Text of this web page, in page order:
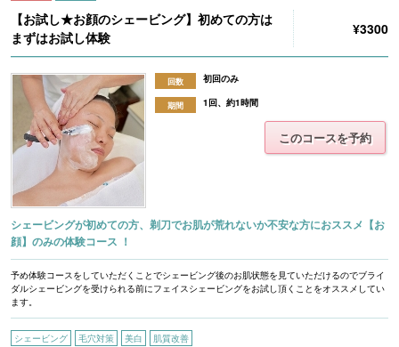
【お試し★お顔のシェービング】初めての方は
まずはお試し体験
¥3300
回数 初回のみ
期間 1回、約1時間
このコースを予約
シェービングが初めての方、剃刀でお肌が荒れないか不安な方におススメ【お
顔】のみの体験コース ！
予め体験コースをしていただくことでシェービング後のお肌状態を見ていただけるのでブライ
ダルシェービングを受けられる前にフェイスシェービングをお試し頂くことをオススメしてい
ます。
シェービング 毛穴対策 美白 肌質改善